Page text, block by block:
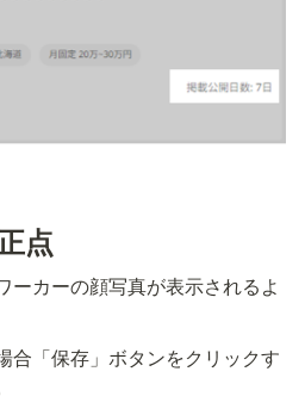
点
ーカーの顔写真が表示されるよ
合「保存」ボタンをクリックす